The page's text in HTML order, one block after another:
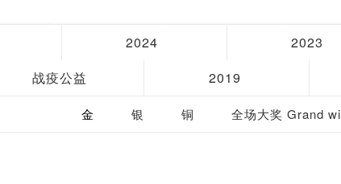
2024 2023
战疫公益 2019
金 银 铜 全场大奖 Grand